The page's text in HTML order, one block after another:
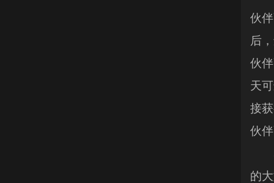
伙
后
伙
天
接
伙
的